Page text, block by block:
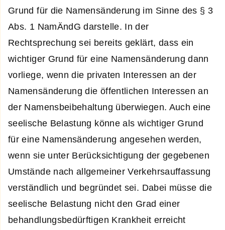
Grund für die Namensänderung im Sinne des § 3
Abs. 1 NamÄndG darstelle. In der
Rechtsprechung sei bereits geklärt, dass ein
wichtiger Grund für eine Namensänderung dann
vorliege, wenn die privaten Interessen an der
Namensänderung die öffentlichen Interessen an
der Namensbeibehaltung überwiegen. Auch eine
seelische Belastung könne als wichtiger Grund
für eine Namensänderung angesehen werden,
wenn sie unter Berücksichtigung der gegebenen
Umstände nach allgemeiner Verkehrsauffassung
verständlich und begründet sei. Dabei müsse die
seelische Belastung nicht den Grad einer
behandlungsbedürftigen Krankheit erreicht